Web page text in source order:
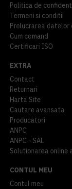
Politica de
Termeni si conditii
Prelucrarea datelor
Cum comand
Certificari ISO
EXTRA
Contact
Returnari
Harta Site
Cautare avansata
Producatori
ANPC
ANPC - SAL
Solutionarea online
CONTUL MEU
Contul meu